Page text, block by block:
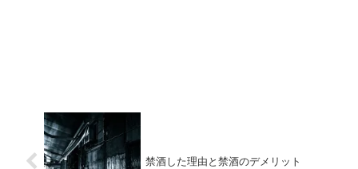
禁酒した理由と禁酒のデメリット